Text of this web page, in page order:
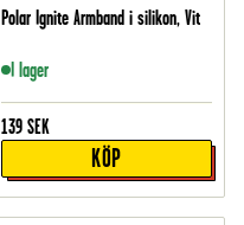
Polar Ignite Armband i silikon, Vit
I lager
139 SEK
KÖP